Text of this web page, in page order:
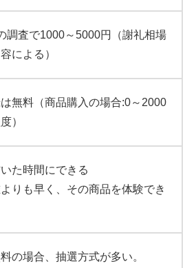
調査で1000～5000円（謝礼相場
による）
無料（商品購入の場合:0～2000
）
いた時間にできる
よりも早く、その商品を体験でき
料の場合、抽選方式が多い。